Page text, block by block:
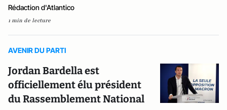
Rédaction d'Atlantico
1 min de lecture
AVENIR DU PARTI
Jordan Bardella est
officiellement élu président
du Rassemblement National